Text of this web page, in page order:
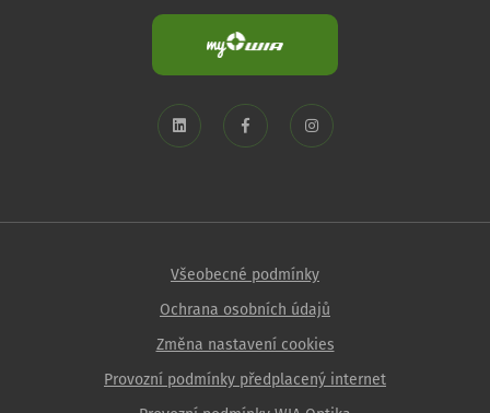
Všeobecné podmínky
Ochrana osobních údajů
Změna nastavení cookies
Provozní podmínky předplacený internet